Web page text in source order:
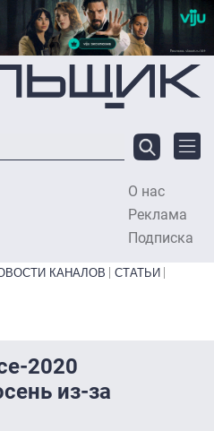
О нас
Реклама
Подписка
КАНАЛОВ
СТАТЬИ
2020
из-за